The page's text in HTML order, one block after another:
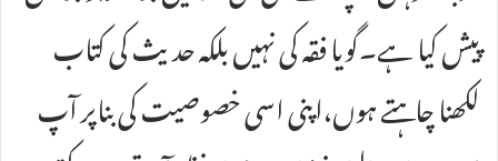
پیش کیا ہے۔گویا فقہ کی نہیں بلکہ حدیث کی کتاب
لکھنا چاہتے ہوں،اپنی اسی خصوصیت کی بناپر آپ